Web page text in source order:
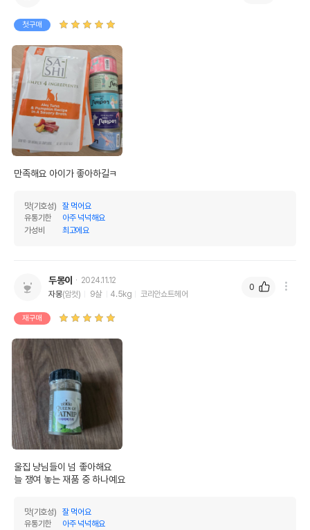
상품 필수 정보
품명 및 모델명
법에 의한 인증,허가 등을
받았음을 확인할수 있는
경우 그에 대한 사항
제조국 또는 원산지
AS책임자와 전화번호
또는 소비자상담 관련
유통기한
단, 상품명에 유통기한 명시된 경우, 해당
첫구매
만족해요 아이가 좋아하길ㅋ
맛(기호성)
잘 먹어요
유통기한
아주 넉넉해요
가성비
최고에요
두몽이
2024.11.12
자몽(암컷) 9살 4.5kg 코리안쇼트헤어
재구매
울집 냥님들이 넘 좋아해요
늘 쟁여 놓는 재품 중 하나예요
맛(기호성)
잘 먹어요
유통기한
아주 넉넉해요
0